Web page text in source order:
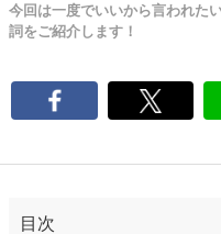
今回は一度でいいから言われた
詞をご紹介します！
目次